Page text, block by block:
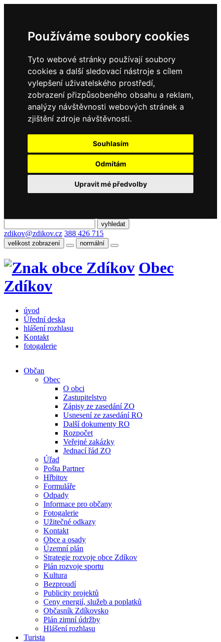
Používáme soubory cookies
Tyto webové stránky používají soubory
cookies a další sledovací nástroje s cílem
vylepšení uživatelského prostředí,
zobrazení přizpůsobeného obsahu a reklam,
analýzy návštěvnosti webových stránek a
zjištění zdroje návštěvnosti.
Souhlasím
Odmítám
Upravit mé předvolby
zdikov@zdikov.cz 388 426 715
velikost zobrazení normální
Obec
Zdíkov
úvod
Úřední deska
hlášení rozhlasu
Kontakt
fotogalerie
Občan
Obec
O obci
Zastupitelstvo
Zápisy ze zasedání ZO
Usnesení ze zasedání RO
Další dokumenty RO
Rozpočet
Veřejné zakázky
Jednací řád ZO
Úřad
Pošta Partner
Hřbitov
Formuláře
Odpady
Informace pro občany
Fotogalerie
Užitečné odkazy
Kontakt
Obce a osady
Územní plán
Strategie rozvoje obce Zdíkov
Plán rozvoje sportu
Kultura
Bezproudí
Publicity projektů
Ceny energií, služeb a poplatků
Občasník Zdíkovsko
Plán zimní údržby
Hlášení rozhlasu
Turista